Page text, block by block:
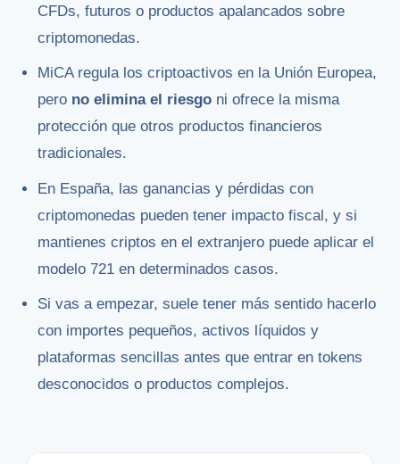
CFDs, futuros o productos apalancados sobre
criptomonedas.
MiCA regula los criptoactivos en la Unión Europea,
pero no elimina el riesgo ni ofrece la misma
protección que otros productos financieros
tradicionales.
En España, las ganancias y pérdidas con
criptomonedas pueden tener impacto fiscal, y si
mantienes criptos en el extranjero puede aplicar el
modelo 721 en determinados casos.
Si vas a empezar, suele tener más sentido hacerlo
con importes pequeños, activos líquidos y
plataformas sencillas antes que entrar en tokens
desconocidos o productos complejos.